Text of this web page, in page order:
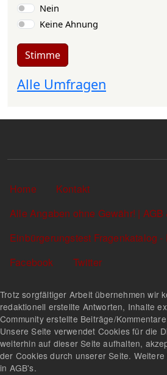
Nein
Keine Ahnung
Stimme
Alle Umfragen
Sekundärlinks
Home
Kontakt
Alle Angaben ohne Gewähr! | AGB
Einbürgerungstest Fragenkatalog
Facebook
Twitter
Trotz sorgfältiger Arbeit übernehmen wir
redaktionell erstellte Antworten, Inhalte
Community erstellte Beiträge/
Unsere Seite verwendet Cookies für die
weiterhin auf dieser Seite aufhalten,
der Cookies durch unserer Seite.
in AGB's.